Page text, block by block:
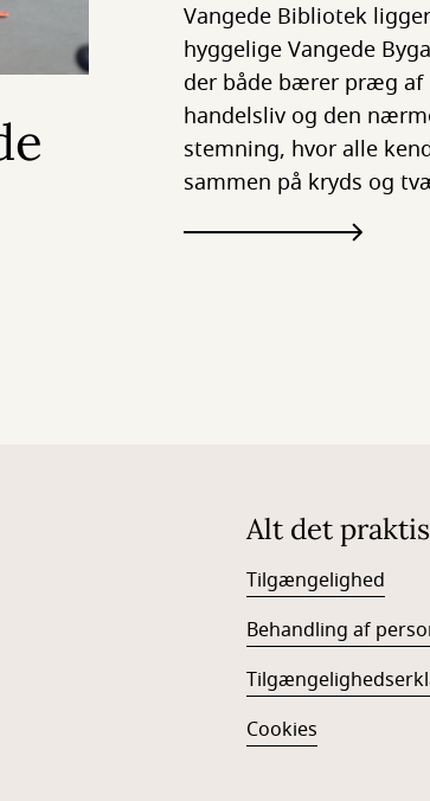
Vangede Bibliotek
hyggelige Vangede
der både bærer præg af
handelsliv og den
stemning, hvor alle
sammen på kryds og
Alt det
Tilgængelighed
Behandling af
Cookies